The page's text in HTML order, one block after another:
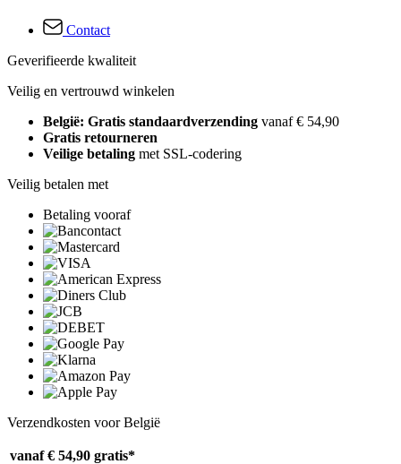
Contact
Geverifieerde kwaliteit
Veilig en vertrouwd winkelen
België: Gratis standaardverzending vanaf € 54,90
Gratis retourneren
Veilige betaling met SSL-codering
Veilig betalen met
Betaling vooraf
Verzendkosten voor België
vanaf € 54,90 gratis*